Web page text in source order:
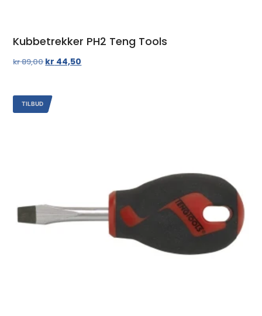
Kubbetrekker PH2 Teng Tools
kr89,00kr 44,50
TILBUD